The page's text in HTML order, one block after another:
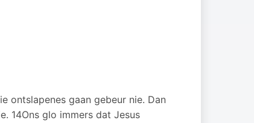
ontslapenes gaan gebeur nie. Dan
14Ons glo immers dat Jesus